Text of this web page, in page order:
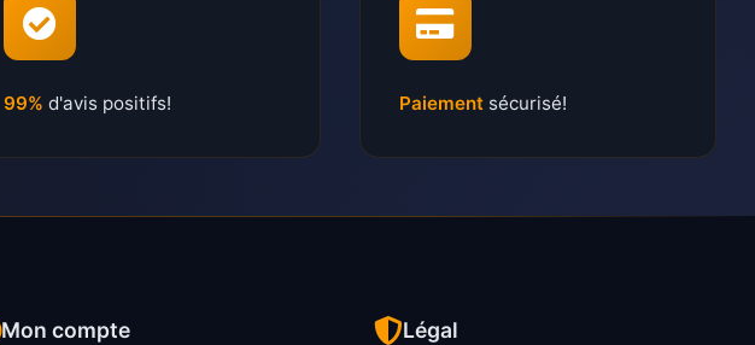
99% d'avis positifs! Paiement sécurisé!
Mon compte Légal